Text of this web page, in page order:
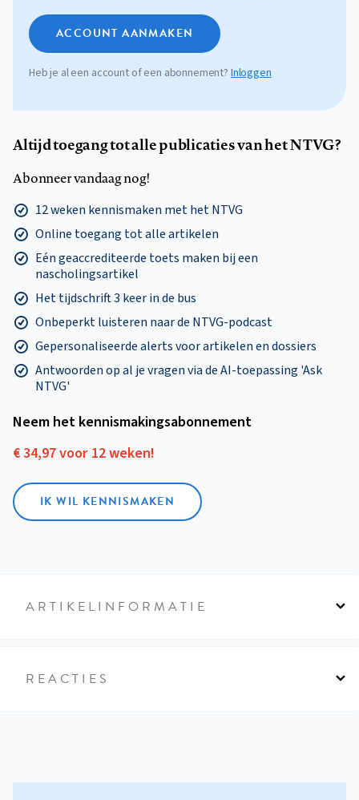
ACCOUNT AANMAKEN
Heb je al een account of een abonnement? Inloggen
Altijd toegang tot alle publicaties van het NTVG?
Abonneer vandaag nog!
12 weken kennismaken met het NTVG
Online toegang tot alle artikelen
Eén geaccrediteerde toets maken bij een
nascholingsartikel
Het tijdschrift 3 keer in de bus
Onbeperkt luisteren naar de NTVG-podcast
Gepersonaliseerde alerts voor artikelen en dossiers
Antwoorden op al je vragen via de AI-toepassing 'Ask
NTVG'
Neem het kennismakings­abonnement
€ 34,97 voor 12 weken!
IK WIL KENNISMAKEN
ARTIKELINFORMATIE
REACTIES